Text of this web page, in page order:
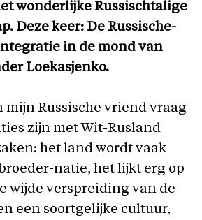
wonderlijke Russischtalige
Deze keer: De Russische-
in de mond van
Loekasjenko.
mijn Russische vriend vraag
zijn met Wit-Rusland
het land wordt vaak
natie, het lijkt erg op
wijde verspreiding van de
een soortgelijke cultuur,